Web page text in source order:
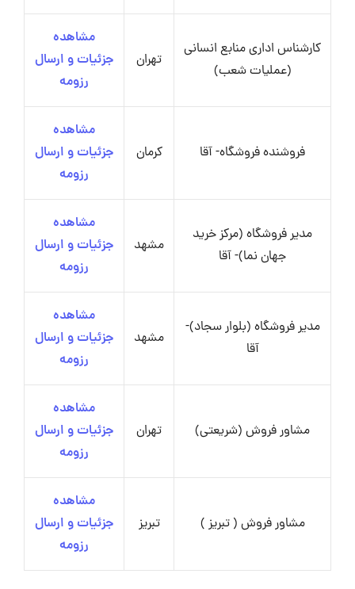
کارشناس اداری منابع انسانی
(عملیات شعب)
تهران
مشاهده
جزئیات و ارسال
رزومه
فروشنده فروشگاه- آقا کرمان
مشاهده
جزئیات و ارسال
رزومه
مدیر فروشگاه (مرکز خرید
جهان نما)- آقا
مشهد
مشاهده
جزئیات و ارسال
رزومه
مدیر فروشگاه (بلوار سجاد)-
آقا
مشهد
مشاهده
جزئیات و ارسال
رزومه
مشاور فروش (شریعتی) تهران
مشاهده
جزئیات و ارسال
رزومه
مشاور فروش ( تبریز ) تبریز
مشاهده
جزئیات و ارسال
رزومه